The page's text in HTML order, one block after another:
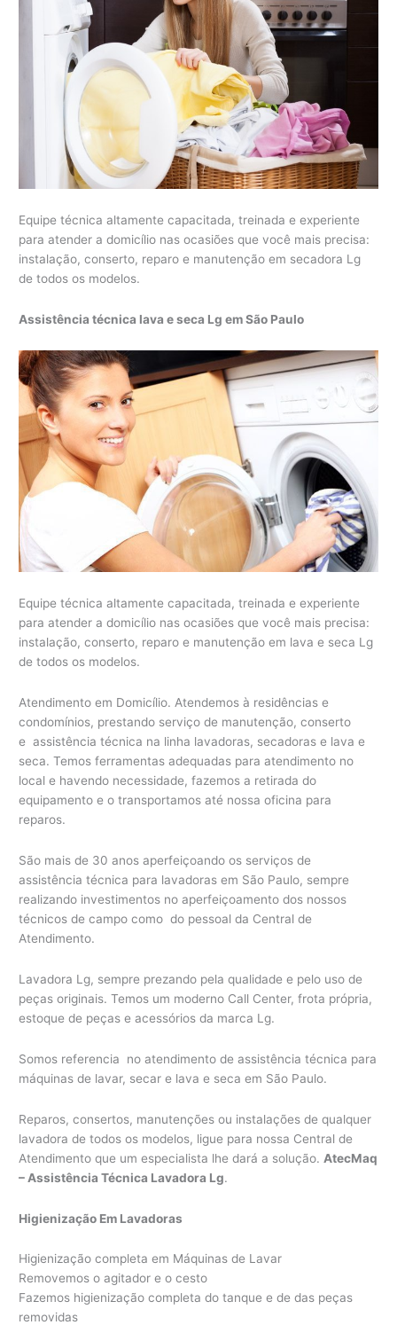
Equipe técnica altamente capacitada, treinada e experiente
para atender a domicílio nas ocasiões que você mais precisa:
instalação, conserto, reparo e manutenção em secadora Lg
de todos os modelos.
Assistência técnica lava e seca Lg em São Paulo
Equipe técnica altamente capacitada, treinada e experiente
para atender a domicílio nas ocasiões que você mais precisa:
instalação, conserto, reparo e manutenção em lava e seca Lg
de todos os modelos.
Atendimento em Domicílio. Atendemos à residências e
condomínios, prestando serviço de manutenção, conserto
e assistência técnica na linha lavadoras, secadoras e lava e
seca. Temos ferramentas adequadas para atendimento no
local e havendo necessidade, fazemos a retirada do
equipamento e o transportamos até nossa oficina para
reparos.
São mais de 30 anos aperfeiçoando os serviços de
assistência técnica para lavadoras em São Paulo, sempre
realizando investimentos no aperfeiçoamento dos nossos
técnicos de campo como do pessoal da Central de
Atendimento.
Lavadora Lg, sempre prezando pela qualidade e pelo uso de
peças originais. Temos um moderno Call Center, frota própria,
estoque de peças e acessórios da marca Lg.
Somos referencia no atendimento de assistência técnica para
máquinas de lavar, secar e lava e seca em São Paulo.
Reparos, consertos, manutenções ou instalações de qualquer
lavadora de todos os modelos, ligue para nossa Central de
Atendimento que um especialista lhe dará a solução. AtecMaq
– Assistência Técnica Lavadora Lg.
Higienização Em Lavadoras
Higienização completa em Máquinas de Lavar
Removemos o agitador e o cesto
Fazemos higienização completa do tanque e de das peças
removidas